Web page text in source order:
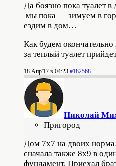
Да боязно пока туалет
мы пока — зимуем в
ездим в дом…
Как будем окончательно
за теплый туалет
18 Апр'17 в 04:23 #182568
Николай
Пригород
Дом 7х7 на двоих
сначала также 8х9 в
фундамент. Приехал